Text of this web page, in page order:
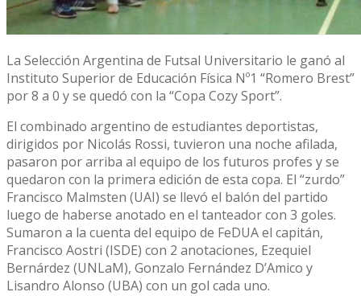
La Selección Argentina de Futsal Universitario le ganó al
Instituto Superior de Educación Física Nº1 “Romero Brest”
por 8 a 0 y se quedó con la “Copa Cozy Sport”.
El combinado argentino de estudiantes deportistas,
dirigidos por Nicolás Rossi, tuvieron una noche afilada,
pasaron por arriba al equipo de los futuros profes y se
quedaron con la primera edición de esta copa. El “zurdo”
Francisco Malmsten (UAI) se llevó el balón del partido
luego de haberse anotado en el tanteador con 3 goles.
Sumaron a la cuenta del equipo de FeDUA el capitán,
Francisco Aostri (ISDE) con 2 anotaciones, Ezequiel
Bernárdez (UNLaM), Gonzalo Fernández D’Amico y
Lisandro Alonso (UBA) con un gol cada uno.